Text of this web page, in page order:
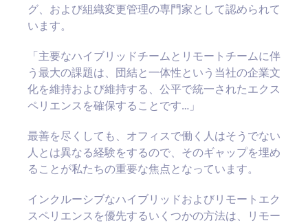
グ、および組織変更管理の専門家として認められて
います。
「主要なハイブリッドチームとリモートチームに伴
う最大の課題は、団結と一体性という当社の企業文
化を維持および維持する、公平で統一されたエクス
ペリエンスを確保することです…」
最善を尽くしても、オフィスで働く人はそうでない
人とは異なる経験をするので、そのギャップを埋め
ることが私たちの重要な焦点となっています。
インクルーシブなハイブリッドおよびリモートエク
スペリエンスを優先するいくつかの方法は、リモー